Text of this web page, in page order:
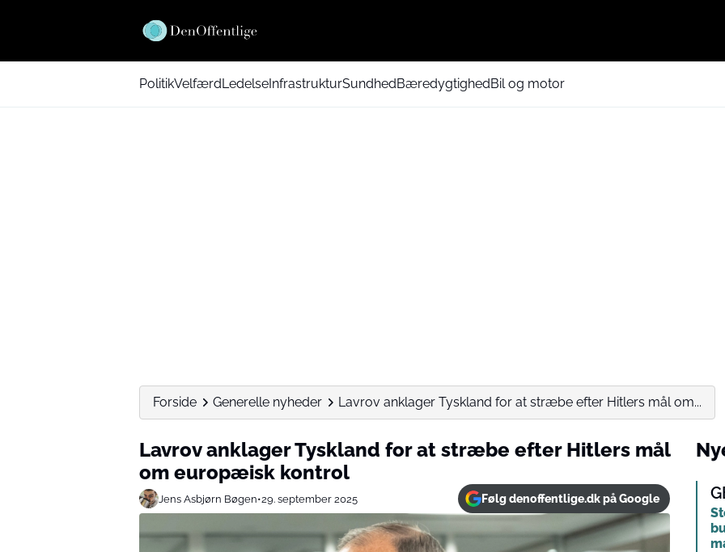
PolitikVelfærdLedelseInfrastrukturSundhedBæredygtighedBil og motor
Forside Generelle nyheder Lavrov anklager Tyskland for at stræbe efter Hitlers mål om...
Lavrov anklager Tyskland for at stræbe efter Hitlers mål
om europæisk kontrol
Jens Asbjørn Bøgen•29. september 2025 Følg denoffentlige.dk på Google